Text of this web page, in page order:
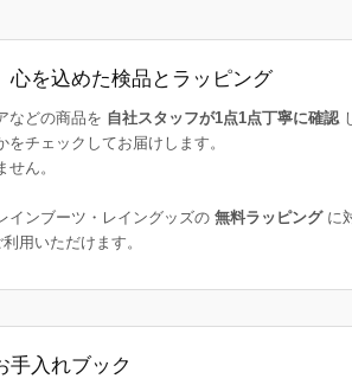
心を込めた検品とラッピング
などの商品を 自社スタッフが1点1点丁寧に確認
チェックしてお届けします。
ん。
インブーツ・レイングッズの 無料ラッピングに
用いただけます。
手入れブック